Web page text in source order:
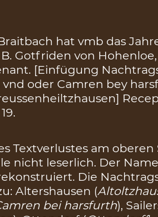
hat vmb das
Gotfriden von
[Einfügung
oder Camren bey
Textverlustes am oberen
nicht leserlich. Der
Die
Altershausen (
bei harsfurth),